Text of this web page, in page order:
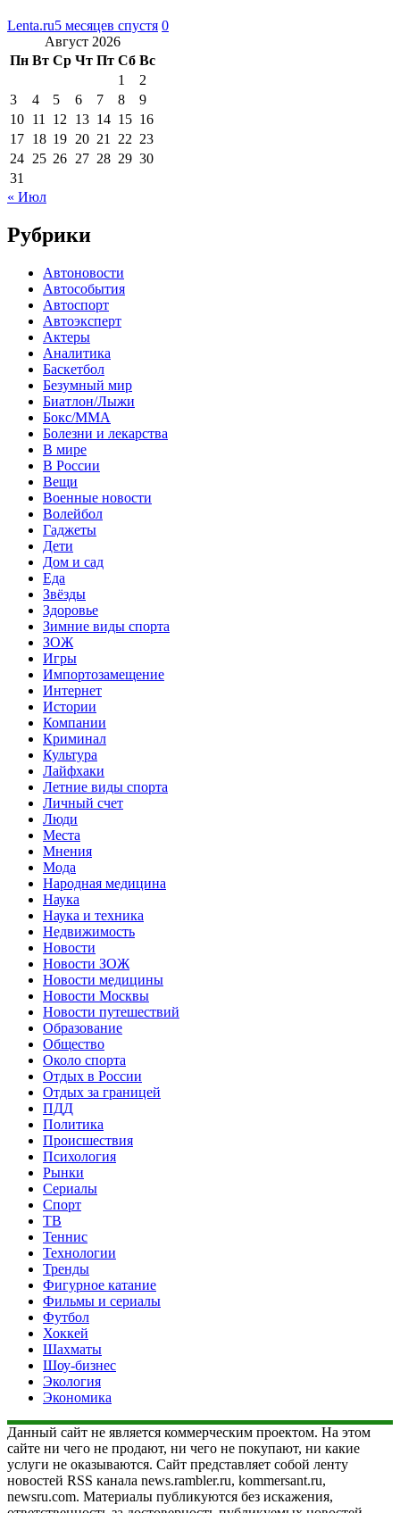
Lenta.ru5 месяцев спустя 0
Август 2026
Пн Вт Ср Чт Пт Сб Вс
1
2
3
4 5 6 7 8
9
10 11 12 13 14 15 16
17 18 19 20 21 22 23
24 25 26 27 28 29 30
31
« Июл
Рубрики
Автоновости
Автособытия
Автоспорт
Автоэксперт
Актеры
Аналитика
Баскетбол
Безумный мир
Биатлон/Лыжи
Бокс/MMA
Болезни и лекарства
В мире
В России
Вещи
Военные новости
Волейбол
Гаджеты
Дети
Дом и сад
Еда
Звёзды
Здоровье
Зимние виды спорта
ЗОЖ
Игры
Импортозамещение
Интернет
Истории
Компании
Криминал
Культура
Лайфхаки
Летние виды спорта
Личный счет
Люди
Места
Мнения
Мода
Народная медицина
Наука
Наука и техника
Недвижимость
Новости
Новости ЗОЖ
Новости медицины
Новости Москвы
Новости путешествий
Образование
Общество
Около спорта
Отдых в России
Отдых за границей
ПДД
Политика
Происшествия
Психология
Рынки
Сериалы
Спорт
ТВ
Теннис
Технологии
Тренды
Фигурное катание
Фильмы и сериалы
Футбол
Хоккей
Шахматы
Шоу-бизнес
Экология
Экономика
Данный сайт не является коммерческим проектом. На этом
сайте ни чего не продают, ни чего не покупают, ни какие
услуги не оказываются. Сайт представляет собой ленту
новостей RSS канала news.rambler.ru, kommersant.ru,
newsru.com. Материалы публикуются без искажения,